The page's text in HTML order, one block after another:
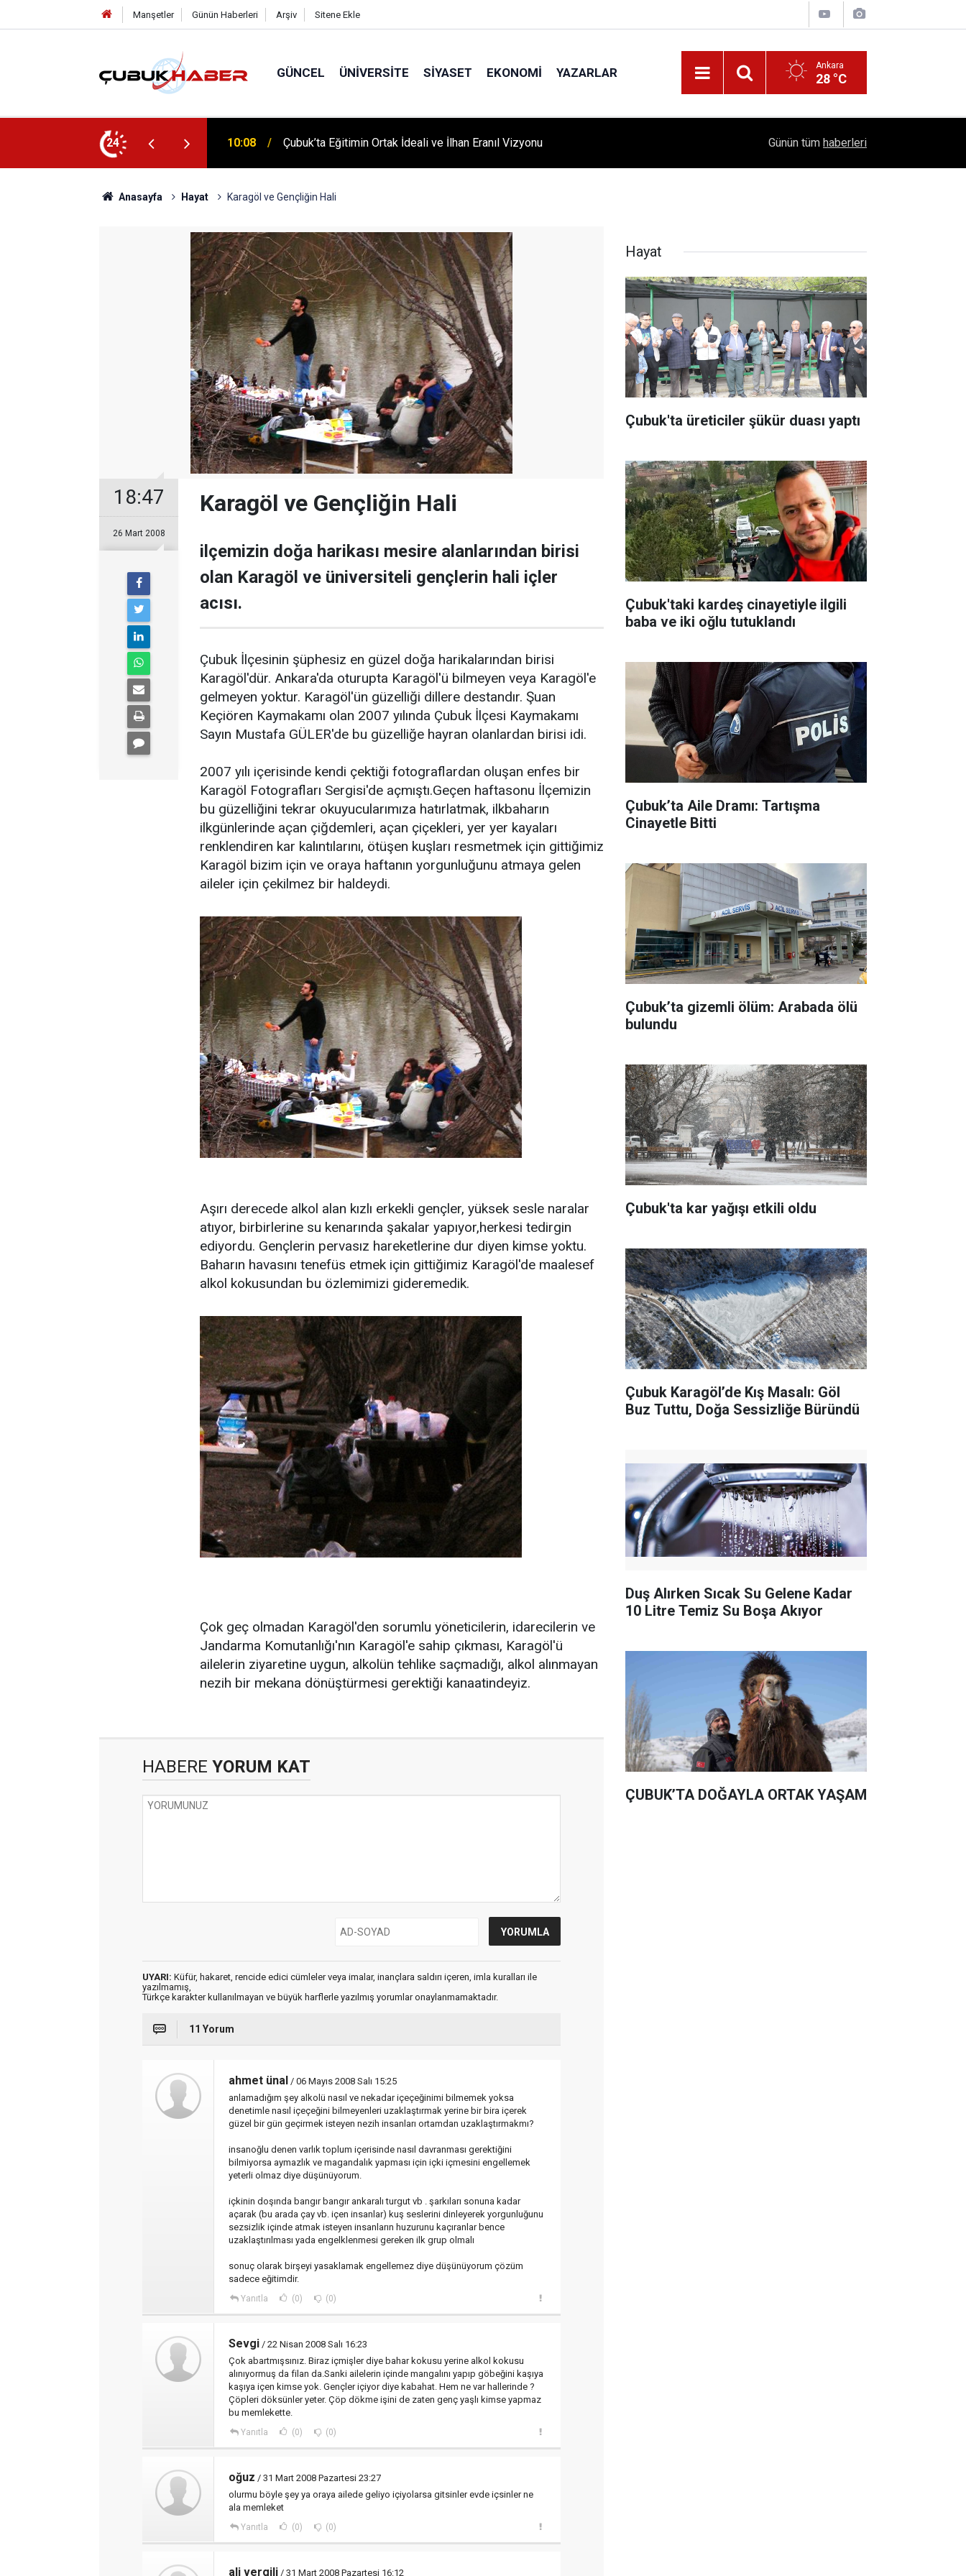
Manşetler Günün Haberleri Arşiv Sitene Ekle
GÜNCEL ÜNIVERSITE SIYASET EKONOMI YAZARLAR Ankara
28 °C
24 12:06 ÇUBUK’TA ‘YAZA MERHABA’ COŞKUSU: Kursiyerler Gönüllerince Eğlendi! 1504 Kep, Tek Bir Hedef: Bilim Kenti Çubuk
Günün tüm haberleri
Anasayfa Hayat Karagöl ve Gençliğin Hali
18:47
26 Mart 2008
Karagöl ve Gençliğin Hali
ilçemizin doğa harikası mesire alanlarından birisi
olan Karagöl ve üniversiteli gençlerin hali içler
acısı.
Çubuk İlçesinin şüphesiz en güzel doğa harikalarından birisi
Karagöl'dür. Ankara'da oturupta Karagöl'ü bilmeyen veya Karagöl'e
gelmeyen yoktur. Karagöl'ün güzelliği dillere destandır. Şuan
Keçiören Kaymakamı olan 2007 yılında Çubuk İlçesi Kaymakamı
Sayın Mustafa GÜLER'de bu güzelliğe hayran olanlardan birisi idi.
2007 yılı içerisinde kendi çektiği fotograflardan oluşan enfes bir
Karagöl Fotografları Sergisi'de açmıştı.Geçen haftasonu İlçemizin
bu güzelliğini tekrar okuyucularımıza hatırlatmak, ilkbaharın
ilkgünlerinde açan çiğdemleri, açan çiçekleri, yer yer kayaları
renklendiren kar kalıntılarını, ötüşen kuşları resmetmek için gittiğimiz
Karagöl bizim için ve oraya haftanın yorgunluğunu atmaya gelen
aileler için çekilmez bir haldeydi.
Aşırı derecede alkol alan kızlı erkekli gençler, yüksek sesle naralar
atıyor, birbirlerine su kenarında şakalar yapıyor,herkesi tedirgin
ediyordu. Gençlerin pervasız hareketlerine dur diyen kimse yoktu.
Baharın havasını tenefüs etmek için gittiğimiz Karagöl'de maalesef
alkol kokusundan bu özlemimizi gideremedik.
Çok geç olmadan Karagöl'den sorumlu yöneticilerin, idarecilerin ve
Jandarma Komutanlığı'nın Karagöl'e sahip çıkması, Karagöl'ü
ailelerin ziyaretine uygun, alkolün tehlike saçmadığı, alkol alınmayan
nezih bir mekana dönüştürmesi gerektiği kanaatindeyiz.
HABERE YORUM KAT
UYARI: Küfür, hakaret, rencide edici cümleler veya imalar, inançlara saldırı içeren, imla kuralları ile
yazılmamış,
Türkçe karakter kullanılmayan ve büyük harflerle yazılmış yorumlar onaylanmamaktadır.
11 Yorum
ahmet ünal / 06 Mayıs 2008 Salı 15:25
anlamadığım şey alkolü nasıl ve nekadar içeçeğinimi bilmemek yoksa
denetimle nasıl içeçeğini bilmeyenleri uzaklaştırmak yerine bir bira içerek
güzel bir gün geçirmek isteyen nezih insanları ortamdan uzaklaştırmakmı?
insanoğlu denen varlık toplum içerisinde nasıl davranması gerektiğini
bilmiyorsa aymazlık ve magandalık yapması için içki içmesini engellemek
yeterli olmaz diye düşünüyorum.
içkinin doşında bangır bangır ankaralı turgut vb . şarkıları sonuna kadar
açarak (bu arada çay vb. içen insanlar) kuş seslerini dinleyerek yorgunluğunu
sezsizlik içinde atmak isteyen insanların huzurunu kaçıranlar bence
uzaklaştırılması yada engelklenmesi gereken ilk grup olmalı
sonuç olarak birşeyi yasaklamak engellemez diye düşünüyorum çözüm
sadece eğitimdir.
Yanıtla (0) (0)
Sevgi / 22 Nisan 2008 Salı 16:23
Çok abartmışsınız. Biraz içmişler diye bahar kokusu yerine alkol kokusu
alınıyormuş da filan da.Sanki ailelerin içinde mangalını yapıp göbeğini kaşıya
kaşıya içen kimse yok. Gençler içiyor diye kabahat. Hem ne var hallerinde ?
Çöpleri döksünler yeter. Çöp dökme işini de zaten genç yaşlı kimse yapmaz
bu memlekette.
Yanıtla (0) (0)
oğuz / 31 Mart 2008 Pazartesi 23:27
olurmu böyle şey ya oraya ailede geliyo içiyolarsa gitsinler evde içsinler ne
ala memleket
Yanıtla (0) (0)
ali vergili / 31 Mart 2008 Pazartesi 16:12
Hayat
Çubuk'ta üreticiler şükür duası yaptı
Çubuk'taki kardeş cinayetiyle ilgili
baba ve iki oğlu tutuklandı
Çubuk’ta Aile Dramı: Tartışma
Cinayetle Bitti
Çubuk’ta gizemli ölüm: Arabada ölü
bulundu
Çubuk'ta kar yağışı etkili oldu
Çubuk Karagöl’de Kış Masalı: Göl
Buz Tuttu, Doğa Sessizliğe Büründü
Duş Alırken Sıcak Su Gelene Kadar
10 Litre Temiz Su Boşa Akıyor
ÇUBUK’TA DOĞAYLA ORTAK YAŞAM